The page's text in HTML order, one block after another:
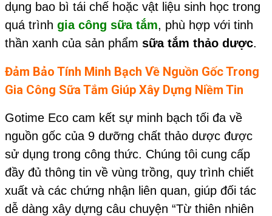
dụng bao bì tái chế hoặc vật liệu sinh học trong
quá trình gia công sữa tắm, phù hợp với tinh
thần xanh của sản phẩm sữa tắm thảo dược.
Đảm Bảo Tính Minh Bạch Về Nguồn Gốc Trong
Gia Công Sữa Tắm Giúp Xây Dựng Niềm Tin
Gotime Eco cam kết sự minh bạch tối đa về
nguồn gốc của 9 dưỡng chất thảo dược được
sử dụng trong công thức. Chúng tôi cung cấp
đầy đủ thông tin về vùng trồng, quy trình chiết
xuất và các chứng nhận liên quan, giúp đối tác
dễ dàng xây dựng câu chuyện “Từ thiên nhiên